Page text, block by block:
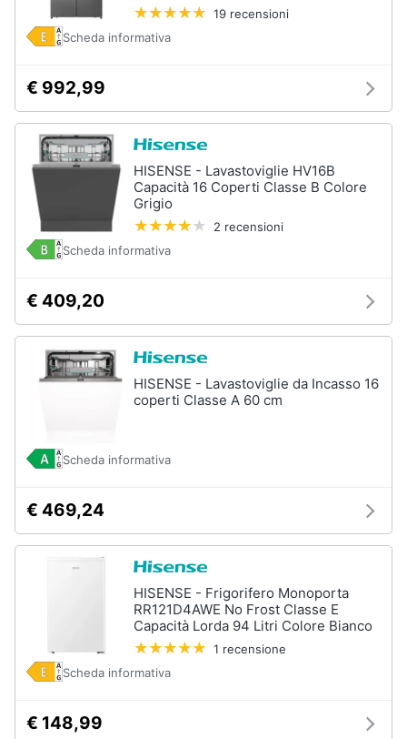
19 recensioni
Scheda informativa
€ 992,99
HISENSE - Lavastoviglie HV16B
Capacità 16 Coperti Classe B Colore
Grigio
2 recensioni
Scheda informativa
€ 409,20
HISENSE - Lavastoviglie da Incasso 16
coperti Classe A 60 cm
Scheda informativa
€ 469,24
HISENSE - Frigorifero Monoporta
RR121D4AWE No Frost Classe E
Capacità Lorda 94 Litri Colore Bianco
1 recensione
Scheda informativa
€ 148,99